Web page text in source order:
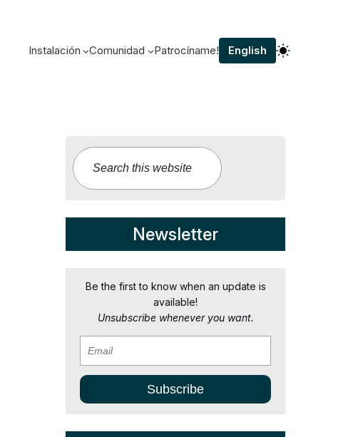
Instalación Comunidad Patrocíname! English
B
u
Newsletter
Be the first to know when an update is
available!
Unsubscribe whenever you want.